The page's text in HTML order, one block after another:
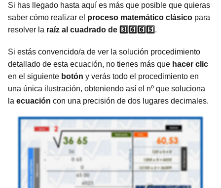
Si has llegado hasta aquí es más que posible que quieras
saber cómo realizar el proceso matemático clásico para
resolver la raíz al cuadrado de 3️⃣6️⃣6️⃣5️⃣ .
Si estás convencido/a de ver la solución procedimiento
detallado de esta ecuación, no tienes más que hacer clic
en el siguiente botón y verás todo el procedimiento en
una única ilustración, obteniendo así el nº que soluciona
la ecuación con una precisión de dos lugares decimales.